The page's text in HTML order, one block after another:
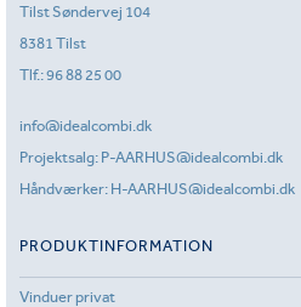
Tilst Søndervej 104
8381 Tilst
Tlf.:96 88 25 00
info@idealcombi.dk
Projektsalg: P-AARHUS@idealcombi.dk
Håndværker: H-AARHUS@idealcombi.dk
PRODUKTINFORMATION
Vinduer privat